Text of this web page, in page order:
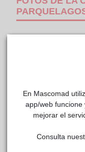
En Mascomad
app/web funcione
mejorar el
Consulta